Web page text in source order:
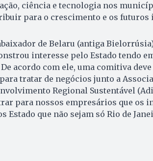
ciência e tecnologia nos
para o crescimento e os futuros
de Belaru (antiga
interesse pelo Estado tendo
De acordo com ele, uma comitiva
tratar de negócios junto a
Regional Sustentável
para nossos empresários que os
Estado que não sejam só Rio de